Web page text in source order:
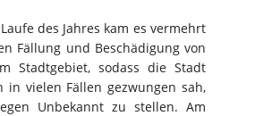
des Jahres kam es vermehrt
Fällung und Beschädigung von
Stadtgebiet, sodass die Stadt
in vielen Fällen gezwungen sah,
Unbekannt zu stellen. Am